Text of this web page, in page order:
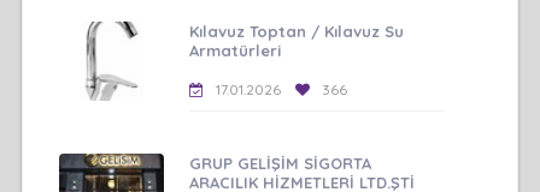
Kılavuz Toptan / Kılavuz Su
Armatürleri
17.01.2026 366
GRUP GELİŞİM SİGORTA
ARACILIK HİZMETLERİ LTD.ŞTİ